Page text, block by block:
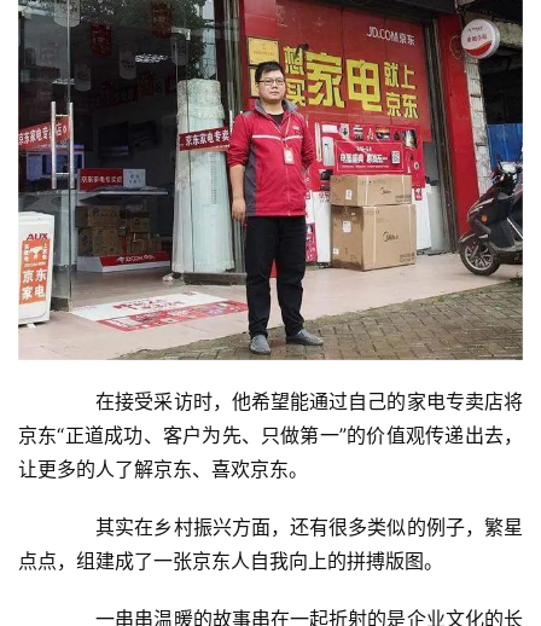
在接受采访时，他希望能通过自己的家电专卖店将
京东“正道成功、客户为先、只做第一”的价值观传递出去，
让更多的人了解京东、喜欢京东。
其实在乡村振兴方面，还有很多类似的例子，繁星
点点，组建成了一张京东人自我向上的拼搏版图。
一串串温暖的故事串在一起折射的是企业文化的长